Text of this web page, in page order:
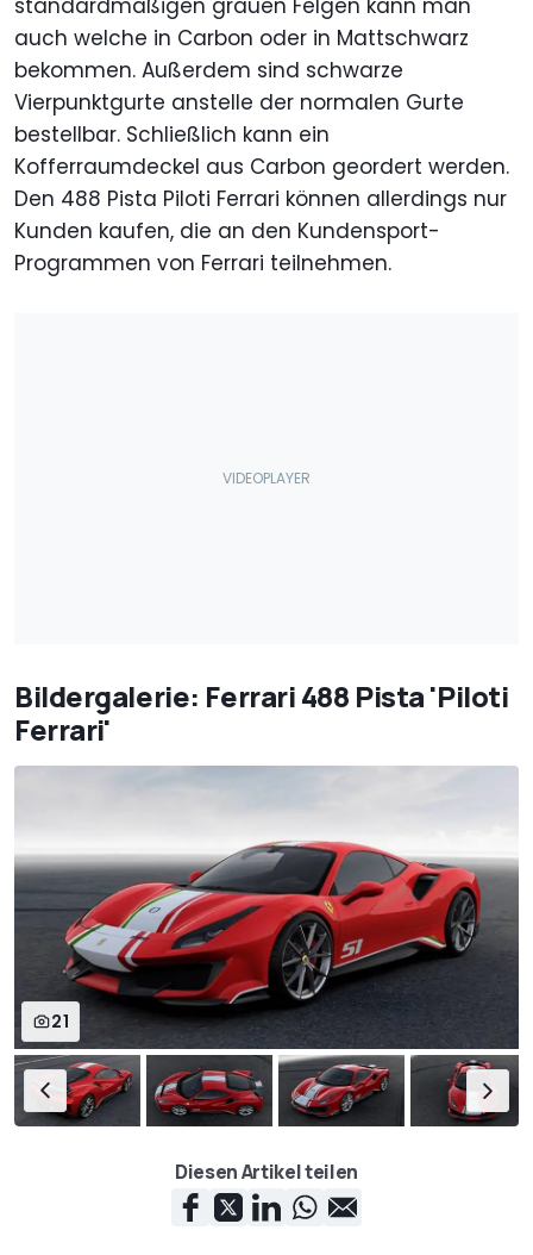
standardmäßigen grauen Felgen kann man
auch welche in Carbon oder in Mattschwarz
bekommen. Außerdem sind schwarze
Vierpunktgurte anstelle der normalen Gurte
bestellbar. Schließlich kann ein
Kofferraumdeckel aus Carbon geordert werden.
Den 488 Pista Piloti Ferrari können allerdings nur
Kunden kaufen, die an den Kundensport-
Programmen von Ferrari teilnehmen.
Bildergalerie: Ferrari 488 Pista 'Piloti
Ferrari'
21
Diesen Artikel teilen